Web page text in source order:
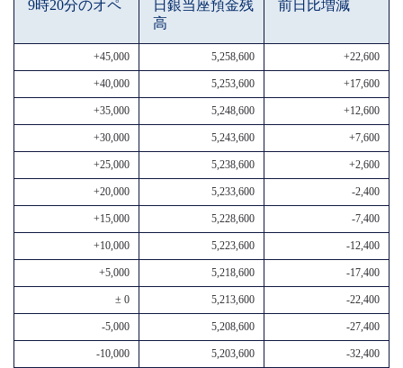
9時20分のオペ
日銀当座預金残
高
前日比増減
+45,000 5,258,600 +22,600
+40,000 5,253,600 +17,600
+35,000 5,248,600 +12,600
+30,000 5,243,600 +7,600
+25,000 5,238,600 +2,600
+20,000 5,233,600 -2,400
+15,000 5,228,600 -7,400
+10,000 5,223,600 -12,400
+5,000 5,218,600 -17,400
± 0 5,213,600 -22,400
-5,000 5,208,600 -27,400
-10,000 5,203,600 -32,400